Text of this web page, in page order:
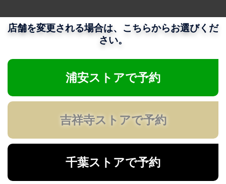
店舗を変更される場合は、こちらからお選びくだ
さい。
浦安ストアで予約
吉祥寺ストアで予約
千葉ストアで予約